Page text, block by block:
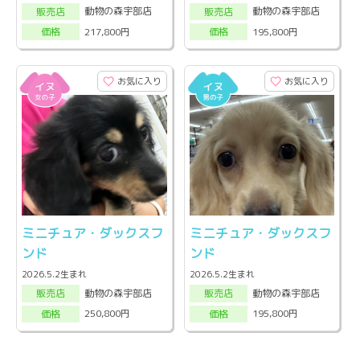
販売店
動物の森宇部店
価格
217,800円
販売店
動物の森宇部店
価格
195,800円
お気に入り
ミニチュア・ダックスフ
ンド
2026.5.2生まれ
販売店
動物の森宇部店
価格
250,800円
お気に入り
ミニチュア・ダックスフ
ンド
2026.5.2生まれ
販売店
動物の森宇部店
価格
195,800円